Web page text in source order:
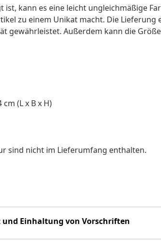
kann es eine leicht ungleichmäßige
zu einem Unikat macht. Die
gewährleistet. Außerdem kann die
(L x B x H)
sind nicht im Lieferumfang enthalten.
Einhaltung von Vorschriften